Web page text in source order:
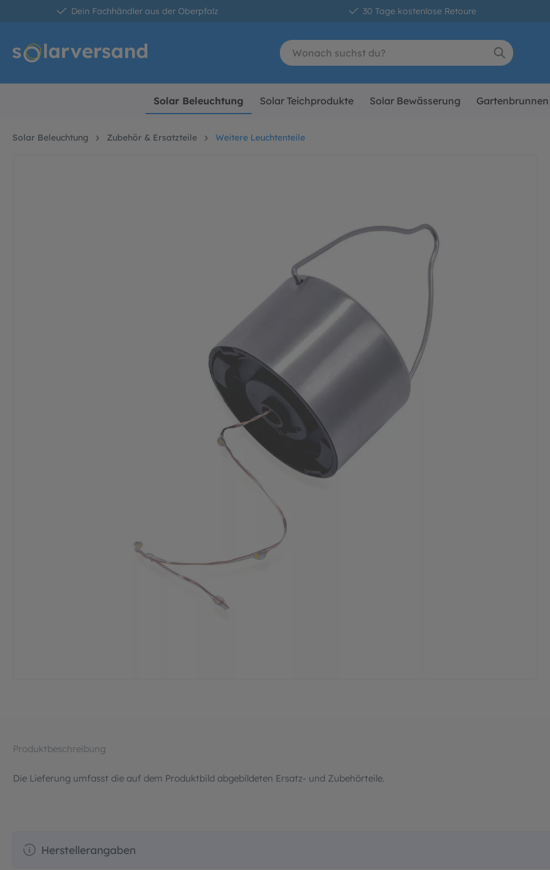
Zur Hauptnavigation springen
Dein Fachhändler aus der Oberpfalz 30 Tage kostenlose Retoure
Solar Beleuchtung Solar Teichprodukte Solar Bewässerung Gartenbrunnen
Solar Beleuchtung Zubehör & Ersatzteile Weitere Leuchtenteile
Produktbeschreibung
Die Lieferung umfasst die auf dem Produktbild abgebildeten Ersatz- und Zubehörteile.
Herstellerangaben